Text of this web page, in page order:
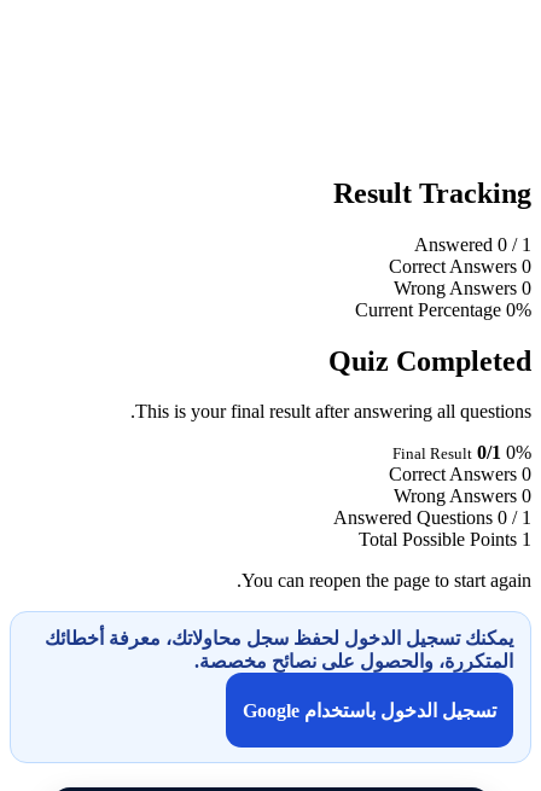
Result Tracking
Answered 0/ 1
Correct Answers 0
Wrong Answers 0
Current Percentage 0%
Quiz Completed
This is your final result after answering all questions.
Final Result 0/1 0%
Correct Answers 0
Wrong Answers 0
Answered Questions 0 / 1
Total Possible Points 1
You can reopen the page to start again.
يمكنك تسجيل الدخول لحفظ سجل محاولاتك، معرفة أخطائك
المتكررة، والحصول على نصائح مخصصة.
تسجيل الدخول باستخدام Google